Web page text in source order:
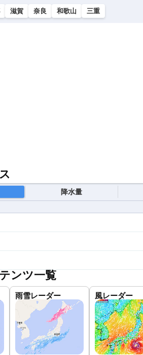
滋賀 奈良 和歌山 三重
降水量
ンツ一覧
雨雪レーダー 風レーダー